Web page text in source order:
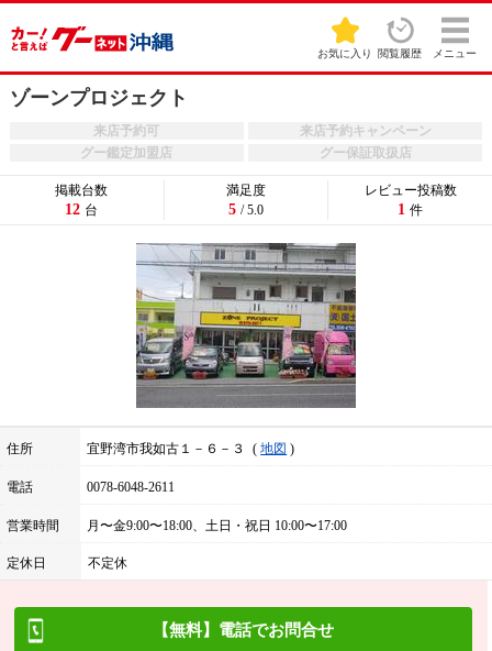
お気に入り 閲覧履歴 メニュー
ゾーンプロジェクト
来店予約可
来店予約キャンペーン
グー鑑定加盟店
グー保証取扱店
住所 宜野湾市我如古１－６－３ 地図
電話 0078-6048-2611
営業時間 月〜金9:00〜18:00、土日・祝日 10:00〜17:00
定休日 不定休
掲載台数
12 台
満足度
5 / 5.0
レビュー投稿数
1 件
【無料】電話でお問合せ